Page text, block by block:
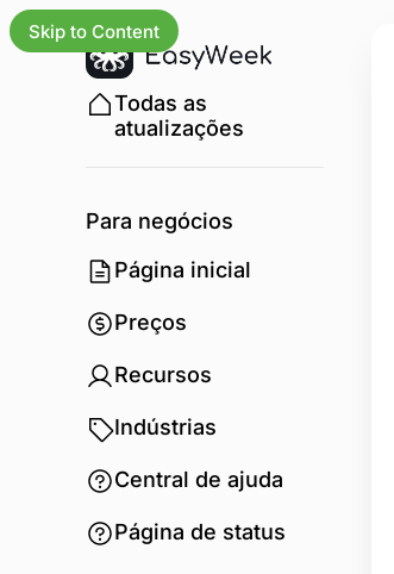
Skip to Content
Todas as
atualizações
Para negócios
Página inicial
Preços
Recursos
Indústrias
Central de ajuda
Página de status